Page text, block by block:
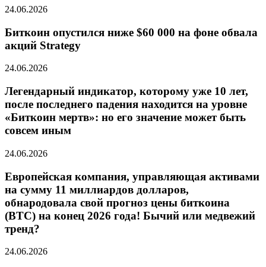
24.06.2026
Биткоин опустился ниже $60 000 на фоне обвала
акций Strategy
24.06.2026
Легендарный индикатор, которому уже 10 лет,
после последнего падения находится на уровне
«Биткоин мертв»: но его значение может быть
совсем иным
24.06.2026
Европейская компания, управляющая активами
на сумму 11 миллиардов долларов,
обнародовала свой прогноз цены биткоина
(BTC) на конец 2026 года! Бычий или медвежий
тренд?
24.06.2026